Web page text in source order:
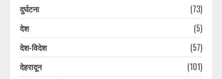
दुर्घटना
(73)
देश
(5)
देश-विदेश
(57)
देहरादून
(101)